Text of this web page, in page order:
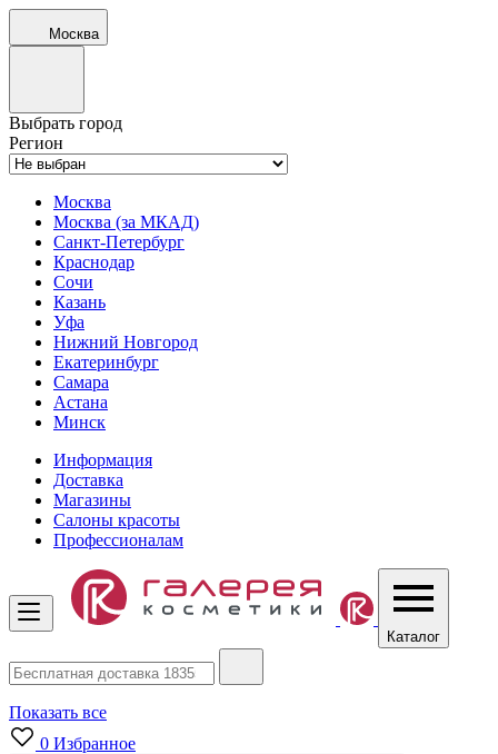
Москва
Выбрать город
Регион
Москва
Москва (за МКАД)
Санкт-Петербург
Краснодар
Сочи
Казань
Уфа
Нижний Новгород
Екатеринбург
Самара
Астана
Минск
Информация
Доставка
Магазины
Салоны красоты
Профессионалам
Каталог
Показать все
0 Избранное